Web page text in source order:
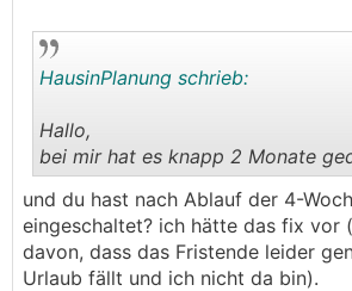
..
HausinPlanung schrieb:
Hallo,
bei mir hat es knapp 2 Monate
und du hast nach Ablauf der 4-
eingeschaltet? ich hätte das fix vor
davon, dass das Fristende leider
Urlaub fällt und ich nicht da bin).